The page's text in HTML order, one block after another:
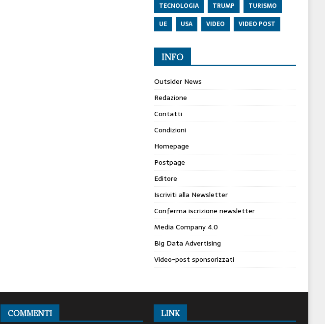
TECNOLOGIA
TRUMP
TURISMO
UE
USA VIDEO VIDEO POST
INFO
Outsider News
Redazione
Contatti
Condizioni
Homepage
Postpage
Editore
Iscriviti alla Newsletter
Conferma iscrizione newsletter
Media Company 4.0
Big Data Advertising
Video-post sponsorizzati
COMMENTI LINK